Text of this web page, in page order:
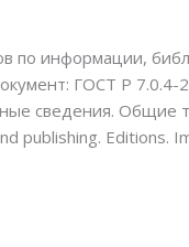
по информации,
ГОСТ Р
сведения. Общие
publishing. Editions.